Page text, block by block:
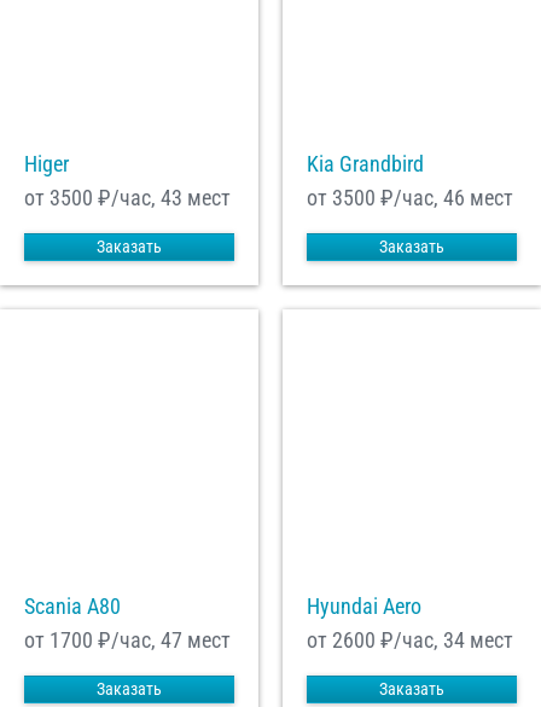
Higer
от 3500 ₽/час, 43 мест
Заказать
Kia Grandbird
от 3500 ₽/час, 46 мест
Заказать
Scania A80
от 1700 ₽/час, 47 мест
Заказать
Hyundai Aero
от 2600 ₽/час, 34 мест
Заказать